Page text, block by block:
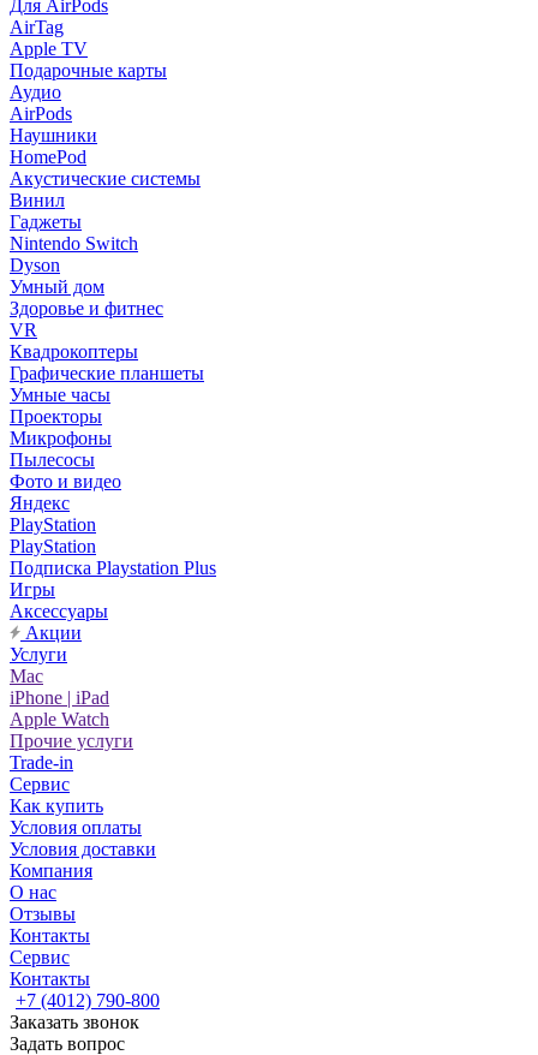
Для AirPods
AirTag
Apple TV
Подарочные карты
Аудио
AirPods
Наушники
HomePod
Акустические системы
Винил
Гаджеты
Nintendo Switch
Dyson
Умный дом
Здоровье и фитнес
VR
Квадрокоптеры
Графические планшеты
Умные часы
Проекторы
Микрофоны
Пылесосы
Фото и видео
Яндекс
PlayStation
PlayStation
Подписка Playstation Plus
Игры
Аксессуары
Акции
Услуги
Mac
iPhone | iPad
Apple Watch
Прочие услуги
Trade-in
Сервис
Как купить
Условия оплаты
Условия доставки
Компания
О нас
Отзывы
Контакты
Сервис
Контакты
+7 (4012) 790-800
Заказать звонок
Задать вопрос